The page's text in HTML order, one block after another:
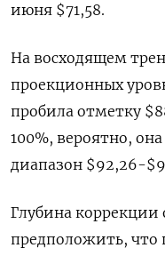
июня $71,58.
На восходящем
проекционных
пробила отметку
100%, вероятно,
диапазон $92,26-
Глубина коррекции
предположить, что